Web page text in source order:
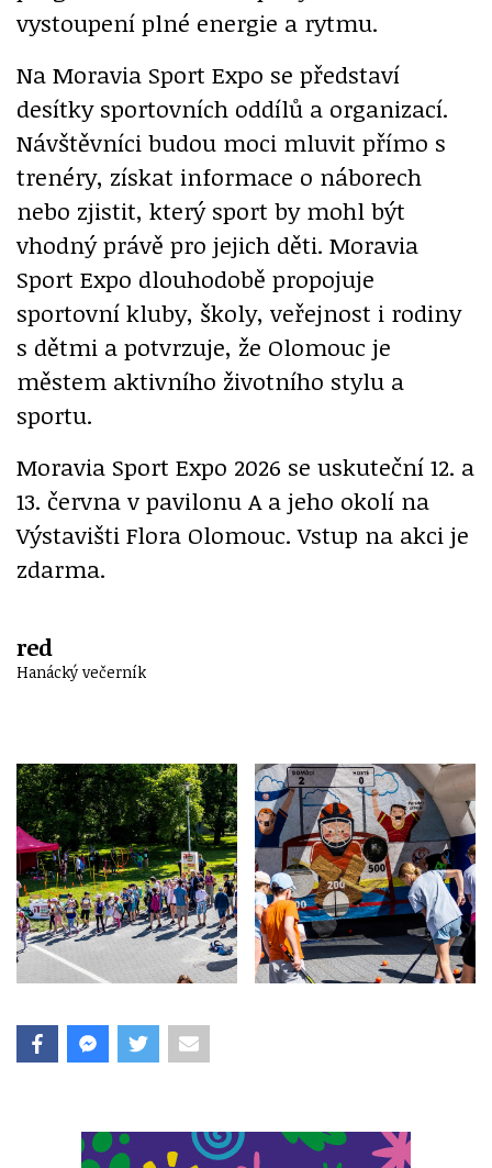
vystoupení plné energie a rytmu.
Na Moravia Sport Expo se představí
desítky sportovních oddílů a organizací.
Návštěvníci budou moci mluvit přímo s
trenéry, získat informace o náborech
nebo zjistit, který sport by mohl být
vhodný právě pro jejich děti. Moravia
Sport Expo dlouhodobě propojuje
sportovní kluby, školy, veřejnost i rodiny
s dětmi a potvrzuje, že Olomouc je
městem aktivního životního stylu a
sportu.
Moravia Sport Expo 2026 se uskuteční 12. a
13. června v pavilonu A a jeho okolí na
Výstavišti Flora Olomouc. Vstup na akci je
zdarma.
red
Hanácký večerník